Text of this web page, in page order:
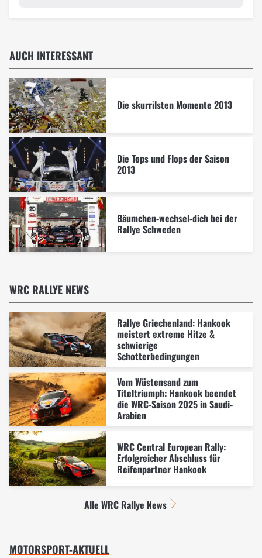
AUCH INTERESSANT
Die skurrilsten Momente 2013
Die Tops und Flops der Saison
2013
Bäumchen-wechsel-dich bei der
Rallye Schweden
WRC RALLYE NEWS
Rallye Griechenland: Hankook
meistert extreme Hitze &
schwierige
Schotterbedingungen
Vom Wüstensand zum
Titeltriumph: Hankook beendet
die WRC-Saison 2025 in Saudi-
Arabien
WRC Central European Rally:
Erfolgreicher Abschluss für
Reifenpartner Hankook
Alle WRC Rallye News
MOTORSPORT-AKTUELL